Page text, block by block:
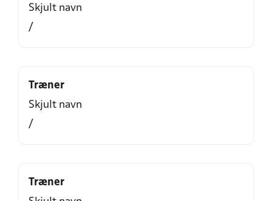
Skjult navn
/
Træner
Skjult navn
/
Træner